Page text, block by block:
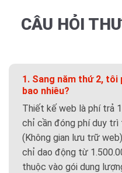
CÂU HỎI
1. Sang năm thứ 2,
bao nhiêu?
Thiết kế web là phí trả
chỉ cần đóng phí duy trì
(Không gian lưu trữ
chỉ dao động từ
thuộc vào gói dung